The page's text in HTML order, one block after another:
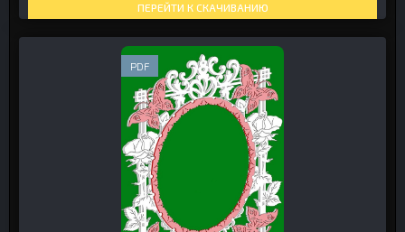
ПЕРЕЙТИ К СКАЧИВАНИЮ
PDF